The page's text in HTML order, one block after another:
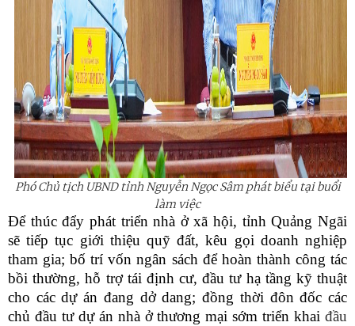
Phó Chủ tịch UBND tỉnh Nguyễn Ngọc Sâm phát biểu tại buổi
làm việc
Để thúc đẩy phát triển nhà ở xã hội, tỉnh Quảng Ngãi
sẽ tiếp tục giới thiệu quỹ đất, kêu gọi doanh nghiệp
tham gia; bố trí vốn ngân sách để hoàn thành công tác
bồi thường, hỗ trợ tái định cư, đầu tư hạ tầng kỹ thuật
cho các dự án đang dở dang; đồng thời đôn đốc các
chủ đầu tư dự án nhà ở thương mại sớm triển khai đầu